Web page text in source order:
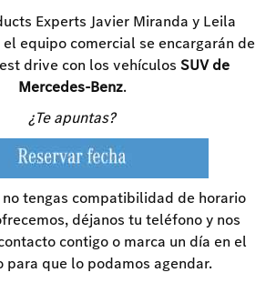
Experts Javier Miranda y Leila
equipo comercial se encargarán de
drive con los vehículos SUV de
Mercedes-Benz.
¿Te apuntas?
no tengas compatibilidad de horario
déjanos tu teléfono y nos
contigo o marca un día en el
para que lo podamos agendar.